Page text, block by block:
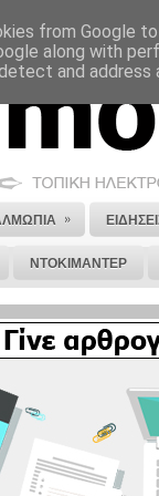
ΔΙΑΦΗΜΙΣΗ
»
ΝΤΟΚΙΜΑΝΤΕΡ
from Google
along with
and address